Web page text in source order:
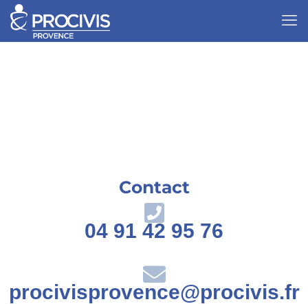
Contact
04 91 42 95 76
procivisprovence@procivis.fr